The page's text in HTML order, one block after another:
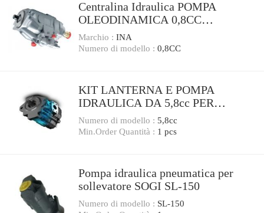
Centralina Idraulica POMPA
OLEODINAMICA 0,8CC
oleodinamica GRUPPO 0,5 Pumps
Marchio : INA
Numero di modello : 0,8CC
KIT LANTERNA E POMPA
IDRAULICA DA 5,8cc PER
MOTORI HONDA GX200 E CLONI
Numero di modello : 5,8cc
Min.Order Quantità : 1 pcs
Pompa idraulica pneumatica per
sollevatore SOGI SL-150
Numero di modello : SL-150